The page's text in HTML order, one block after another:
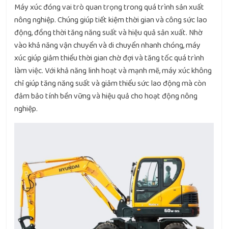
Máy xúc đóng vai trò quan trọng trong quá trình sản xuất
nông nghiệp. Chúng giúp tiết kiệm thời gian và công sức lao
động, đồng thời tăng năng suất và hiệu quả sản xuất. Nhờ
vào khả năng vận chuyển và di chuyển nhanh chóng, máy
xúc giúp giảm thiểu thời gian chờ đợi và tăng tốc quá trình
làm việc. Với khả năng linh hoạt và mạnh mẽ, máy xúc không
chỉ giúp tăng năng suất và giảm thiểu sức lao động mà còn
đảm bảo tính bền vững và hiệu quả cho hoạt động nông
nghiệp.